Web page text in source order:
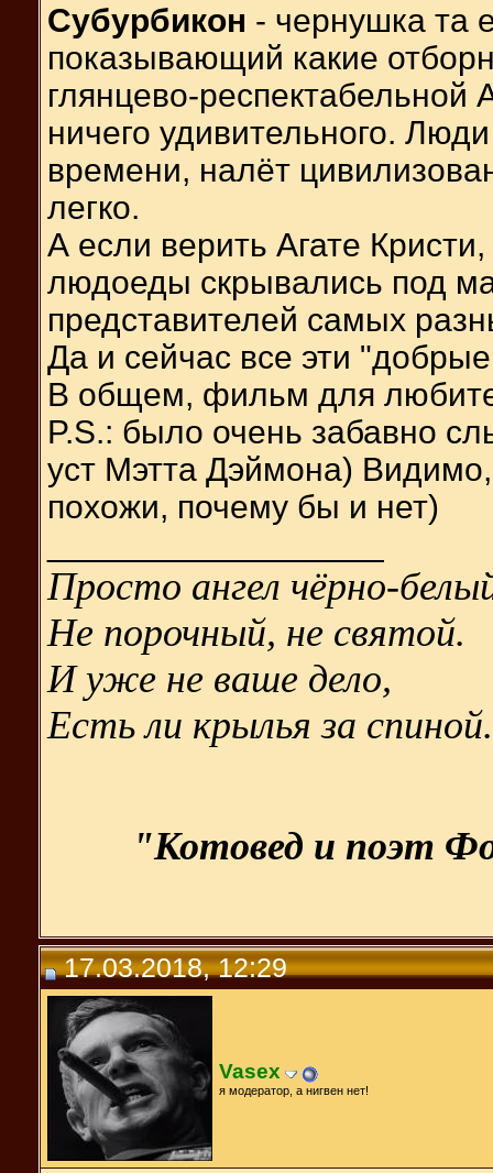
Субурбикон - чернушка та
показывающий какие
глянцево-респектабельной
ничего удивительного.
времени, налёт
легко.
А если верить Агате
людоеды скрывались под
представителей самых
Да и сейчас все эти
В общем, фильм для
P.S.: было очень забавно
уст Мэтта Дэймона)
похожи, почему бы и нет)
Просто ангел чёрно-
Не порочный, не святой.
И уже не ваше дело,
Есть ли крылья за спиной.
"Котовед и поэт
17.03.2018, 12:29
Vasex
я модератор, а нигвен нет!